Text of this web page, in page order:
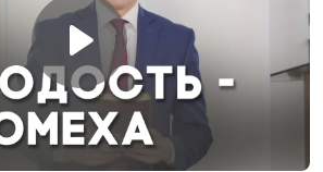
священнослужитель
Алексей Дедов,
священнослужитель
#255
Алексей Дедов,
священнослужитель